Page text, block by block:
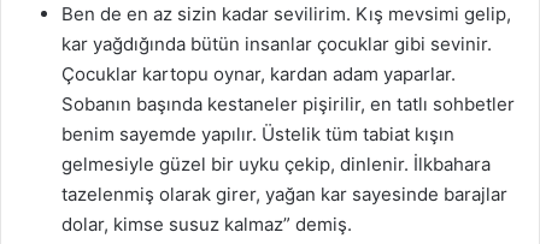
Ben de en az sizin kadar sevilirim. Kış mevsimi gelip,
kar yağdığında bütün insanlar çocuklar gibi sevinir.
Çocuklar kartopu oynar, kardan adam yaparlar.
Sobanın başında kestaneler pişirilir, en tatlı sohbetler
benim sayemde yapılır. Üstelik tüm tabiat kışın
gelmesiyle güzel bir uyku çekip, dinlenir. İlkbahara
tazelenmiş olarak girer, yağan kar sayesinde barajlar
dolar, kimse susuz kalmaz” demiş.